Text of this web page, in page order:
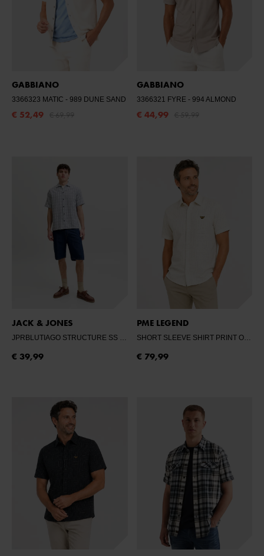
GABBIANO
3366323 MATIC - 989 DUNE SAND
€ 52,49
GABBIANO
3366321 FYRE - 994 ALMOND
€ 44,99
JACK & JONES
- RIVIERA
€ 39,99
PME LEGEND
SHORT SLEEVE SHIRT PRINT ON PIQUE
€ 79,99